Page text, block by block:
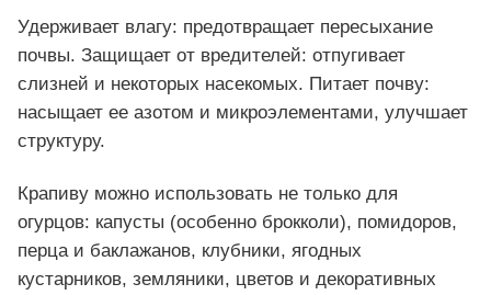
Удерживает влагу: предотвращает пересыхание
почвы. Защищает от вредителей: отпугивает
слизней и некоторых насекомых. Питает почву:
насыщает ее азотом и микроэлементами, улучшает
структуру.
Крапиву можно использовать не только для
огурцов: капусты (особенно брокколи), помидоров,
перца и баклажанов, клубники, ягодных
кустарников, земляники, цветов и декоративных